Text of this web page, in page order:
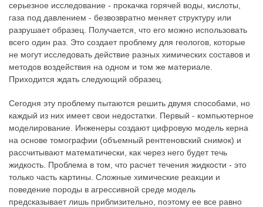
серьезное исследование - прокачка горячей воды, кислоты,
газа под давлением - безвозвратно меняет структуру или
разрушает образец. Получается, что его можно использовать
всего один раз. Это создает проблему для геологов, которые
не могут исследовать действие разных химических составов и
методов воздействия на одном и том же материале.
Приходится ждать следующий образец.
Сегодня эту проблему пытаются решить двумя способами, но
каждый из них имеет свои недостатки. Первый - компьютерное
моделирование. Инженеры создают цифровую модель керна
на основе томографии (объемный рентгеновский снимок) и
рассчитывают математически, как через него будет течь
жидкость. Проблема в том, что расчет течения жидкости - это
только часть картины. Сложные химические реакции и
поведение породы в агрессивной среде модель
предсказывает лишь приблизительно, поэтому ее все равно